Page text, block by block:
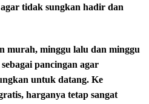
tidak sungkan hadir dan
murah, minggu lalu dan minggu
pancingan agar
untuk datang. Ke
harganya tetap sangat